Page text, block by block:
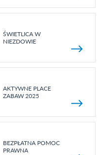
ŚWIETLICA W
NIEZDOWIE
AKTYWNE PLACE
ZABAW 2025
BEZPŁATNA POMOC
PRAWNA